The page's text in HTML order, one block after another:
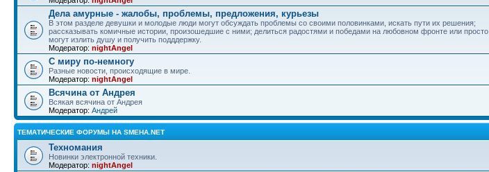
Дела амурные - жалобы, проблемы, предложения, курьезы
В этом разделе девушки и молодые люди могут обсуждать проблемы со своими половинками, искать пути их решения;
рассказывать комичные истории, произошедшие с ними; делиться радостями и победами на любовном фронте или просто
могут излить душу и получить подддержку.
Модератор: nightAngel
С миру по-немногу
Разные новости, происходящие в мире.
Модератор: nightAngel
Всячина от Андрея
Всякая всячина от Андрея
Модератор: Андрей
ТЕМАТИЧЕСКИЕ ФОРУМЫ НА SMEHA.NET
Техномания
Новинки электронной техники.
Модератор: nightAngel